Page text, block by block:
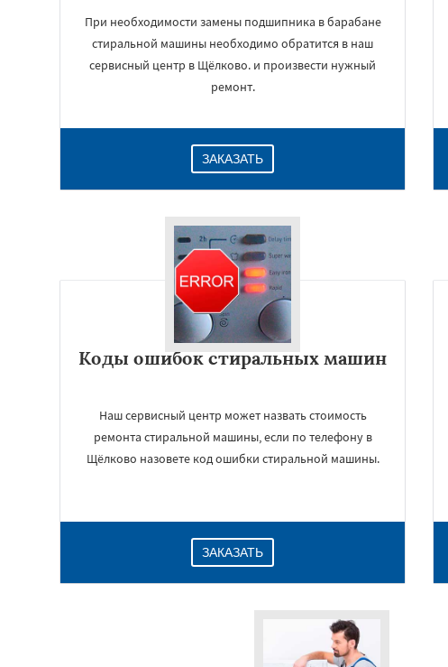
При необходимости замены подшипника в барабане
стиральной машины необходимо обратится в наш
сервисный центр в Щёлково. и произвести нужный
ремонт.
ЗАКАЗАТЬ
Коды ошибок стиральных машин
Наш сервисный центр может назвать стоимость
ремонта стиральной машины, если по телефону в
Щёлково назовете код ошибки стиральной машины.
ЗАКАЗАТЬ